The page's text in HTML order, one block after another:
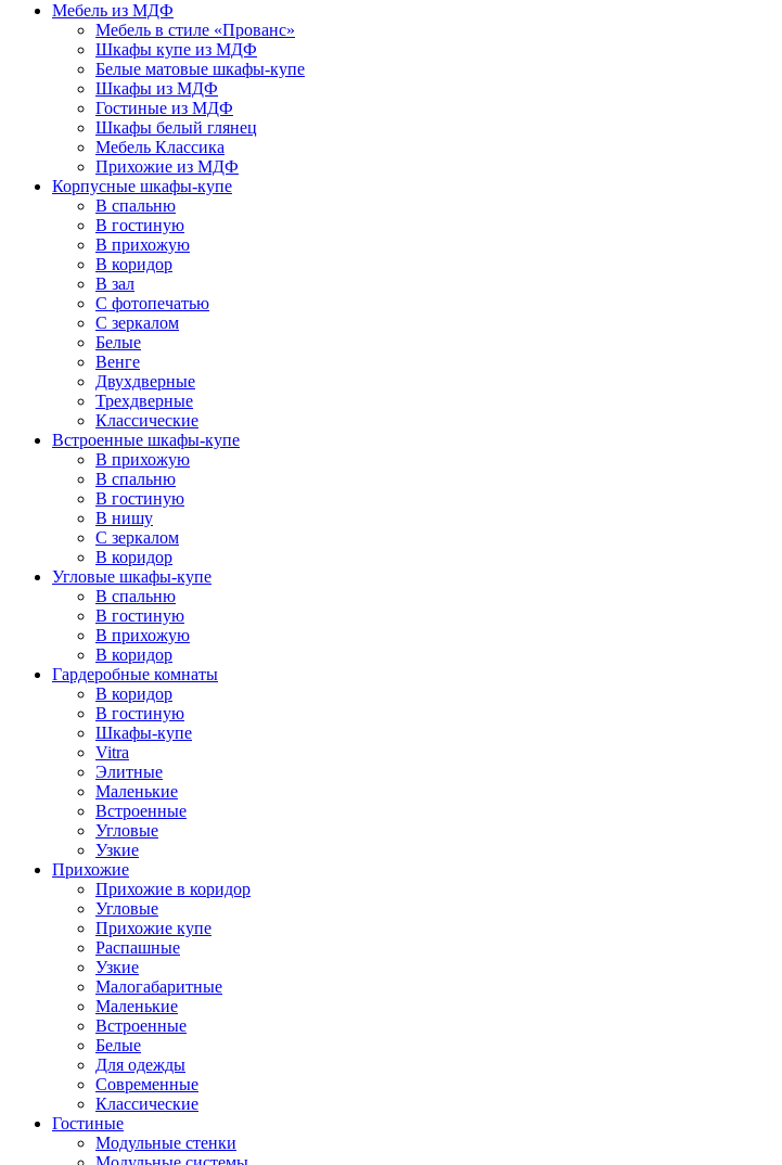
Мебель из МДФ
Мебель в стиле «Прованс»
Шкафы купе из МДФ
Белые матовые шкафы-купе
Шкафы из МДФ
Гостиные из МДФ
Шкафы белый глянец
Мебель Классика
Прихожие из МДФ
Корпусные шкафы-купе
В спальню
В гостиную
В прихожую
В коридор
В зал
С фотопечатью
С зеркалом
Белые
Венге
Двухдверные
Трехдверные
Классические
Встроенные шкафы-купе
В прихожую
В спальню
В гостиную
В нишу
С зеркалом
В коридор
Угловые шкафы-купе
В спальню
В гостиную
В прихожую
В коридор
Гардеробные комнаты
В коридор
В гостиную
Шкафы-купе
Vitra
Элитные
Маленькие
Встроенные
Угловые
Узкие
Прихожие
Прихожие в коридор
Угловые
Прихожие купе
Распашные
Узкие
Малогабаритные
Маленькие
Встроенные
Белые
Для одежды
Современные
Классические
Гостиные
Модульные стенки